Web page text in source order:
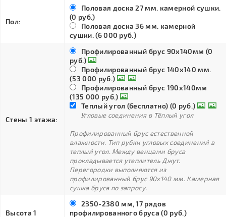
Пол:
Половая доска 27 мм. камерной сушки.
(0 руб.)
Половая доска 36 мм. камерной
сушки. (6 000 руб.)
Стены 1 этажа:
Профилированный брус 90х140мм (0
руб.)
Профилированный брус 140х140 мм.
(53 000 руб.)
Профилированный брус 190х140мм
(135 000 руб.)
Теплый угол (бесплатно) (0 руб.)
Угловые соединения в Тёплый угол
Профилированный брус естественной
влажности. Тип рубки угловых соединений в
теплый угол. Между венцами бруса
прокладывается утеплитель Джут.
Перегородки выполняются из
профилированный брус 90х140 мм. Камерная
сушка бруса по запросу.
Высота 1
2350-2380 мм, 17 рядов
профилированного бруса (0 руб.)